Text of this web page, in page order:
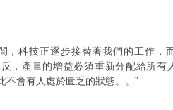
，科技正逐步接替著我們的工作，
，產量的增益必須重新分配給所有
不會有人處於匱乏的狀態。。”